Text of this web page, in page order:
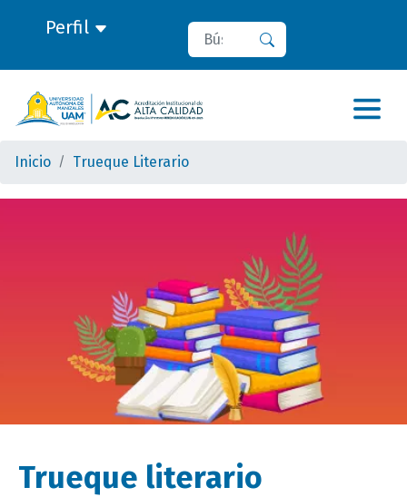
Perfil Buscar
Inicio Trueque Literario
Trueque literario